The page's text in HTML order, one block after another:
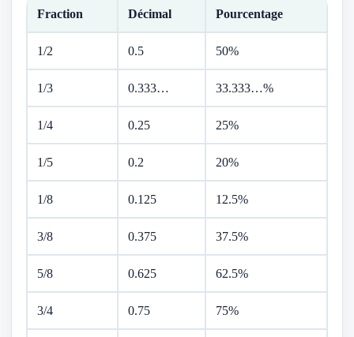
Fraction Décimal Pourcentage
1/2 0.5 50%
1/3 0.333… 33.333…%
1/4 0.25 25%
1/5 0.2 20%
1/8 0.125 12.5%
3/8 0.375 37.5%
5/8 0.625 62.5%
3/4 0.75 75%